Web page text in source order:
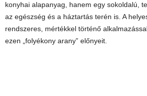
konyhai alapanyag, hanem egy sokoldalú,
az egészség és a háztartás terén is. A
rendszeres, mértékkel történő
ezen „folyékony arany” előnyeit.